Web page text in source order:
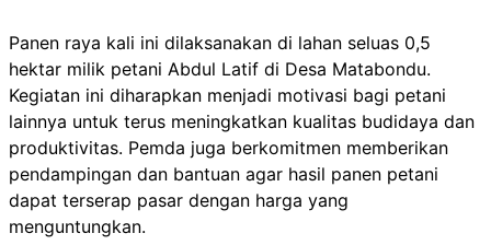
Panen raya kali ini dilaksanakan di lahan seluas 0,5
hektar milik petani Abdul Latif di Desa Matabondu.
Kegiatan ini diharapkan menjadi motivasi bagi petani
lainnya untuk terus meningkatkan kualitas budidaya dan
produktivitas. Pemda juga berkomitmen memberikan
pendampingan dan bantuan agar hasil panen petani
dapat terserap pasar dengan harga yang
menguntungkan.